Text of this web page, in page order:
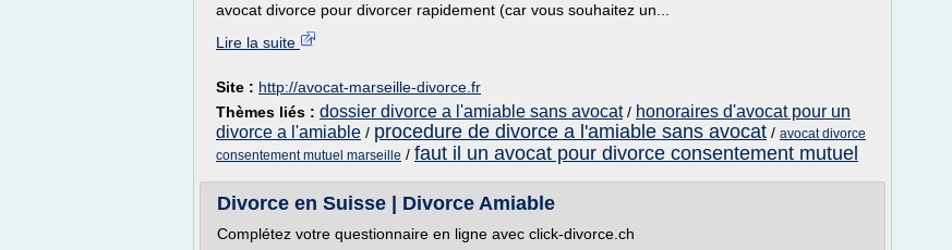
avocat divorce pour divorcer rapidement (car vous souhaitez un...
Lire la suite
Site : http://avocat-marseille-divorce.fr
Thèmes liés : dossier divorce a l'amiable sans avocat/ honoraires d'avocat pour un
divorce a l'amiable / procedure de divorce a l'amiable sans avocat / avocat divorce
consentement mutuel marseille / faut il un avocat pour divorce consentement mutuel
Divorce en Suisse | Divorce Amiable
Complétez votre questionnaire en ligne avec click-divorce.ch